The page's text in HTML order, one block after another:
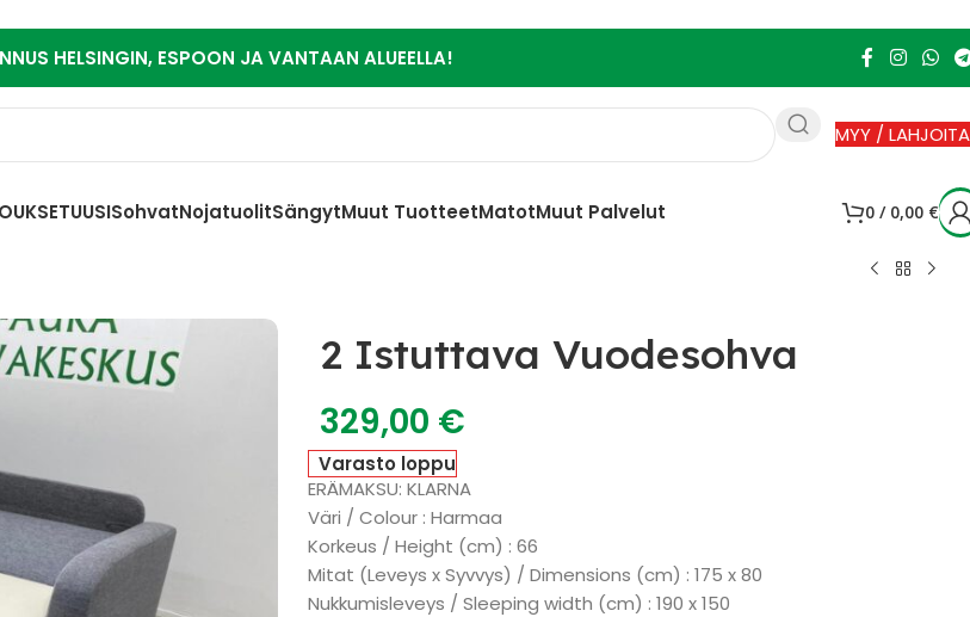
HELSINGIN, ESPOON JA VANTAAN ALUEELLA!
MYY / LAHJOITA
UUSISohvatNojatuolitSängytMuut TuotteetMatotMuut Palvelut 0 / 0,00 €
2 Istuttava Vuodesohva
329,00 €
Varasto loppu
ERÄMAKSU: KLARNA
Väri / Colour : Harmaa
Korkeus / Height (cm) : 66
Mitat (Leveys x Syvvys) / Dimensions (cm) : 175 x 80
Nukkumisleveys / Sleeping width (cm) : 190 x 150